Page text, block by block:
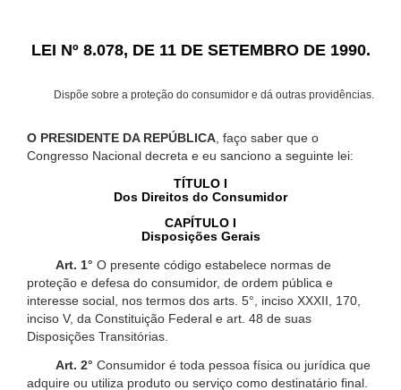
LEI Nº 8.078, DE 11 DE SETEMBRO DE 1990.
Dispõe sobre a proteção do consumidor e dá outras providências.
O PRESIDENTE DA REPÚBLICA , faço saber que o
Congresso Nacional decreta e eu sanciono a seguinte lei:
TÍTULO I
Dos Direitos do Consumidor
CAPÍTULO I
Disposições Gerais
Art. 1° O presente código estabelece normas de
proteção e defesa do consumidor, de ordem pública e
interesse social, nos termos dos arts. 5°, inciso XXXII, 170,
inciso V, da Constituição Federal e art. 48 de suas
Disposições Transitórias.
Art. 2° Consumidor é toda pessoa física ou jurídica que
adquire ou utiliza produto ou serviço como destinatário final.